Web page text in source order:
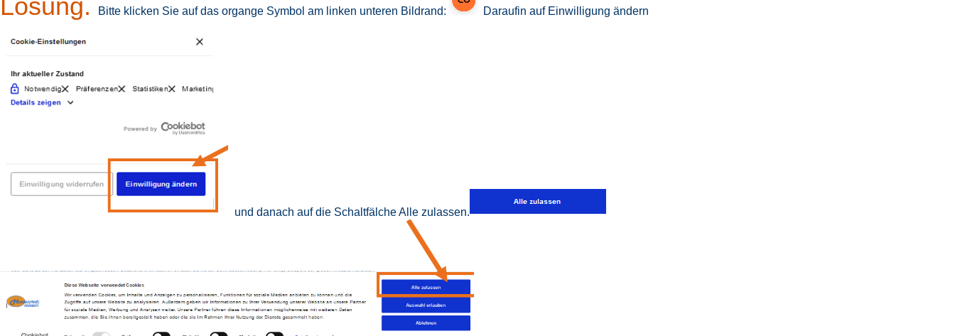
Bitte klicken Sie auf das organge Symbol am linken unteren Bildrand: Daraufin auf Einwilligung ändern
und danach auf die Schaltfälche Alle zulassen.